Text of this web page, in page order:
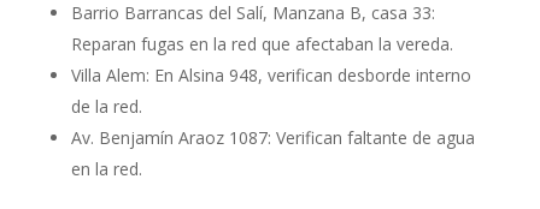
Barrio Barrancas del Salí, Manzana B, casa 33:
Reparan fugas en la red que afectaban la vereda.
Villa Alem: En Alsina 948, verifican desborde interno
de la red.
Av. Benjamín Araoz 1087: Verifican faltante de agua
en la red.